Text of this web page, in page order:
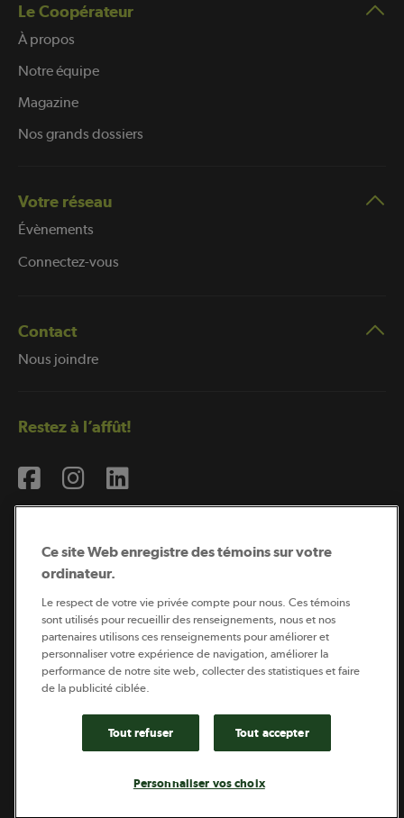
Le Coopérateur
À propos
Notre équipe
Magazine
Nos grands dossiers
Votre réseau
Évènements
Connectez-vous
Contact
Nous joindre
Restez à l’affût!
Coopérateur est publié par Sollio Groupe Coopératif.
Il est l’outil d’information de la coopération agricole
québécoise.
Ce site Web enregistre des témoins sur votre
ordinateur.
Le respect de votre vie privée compte pour nous. Ces témoins
sont utilisés pour recueillir des renseignements, nous et nos
partenaires utilisons ces renseignements pour améliorer et
personnaliser votre expérience de navigation, améliorer la
performance de notre site web, collecter des statistiques et faire
de la publicité ciblée.
Tout refuser Tout accepter
Personnaliser vos choix